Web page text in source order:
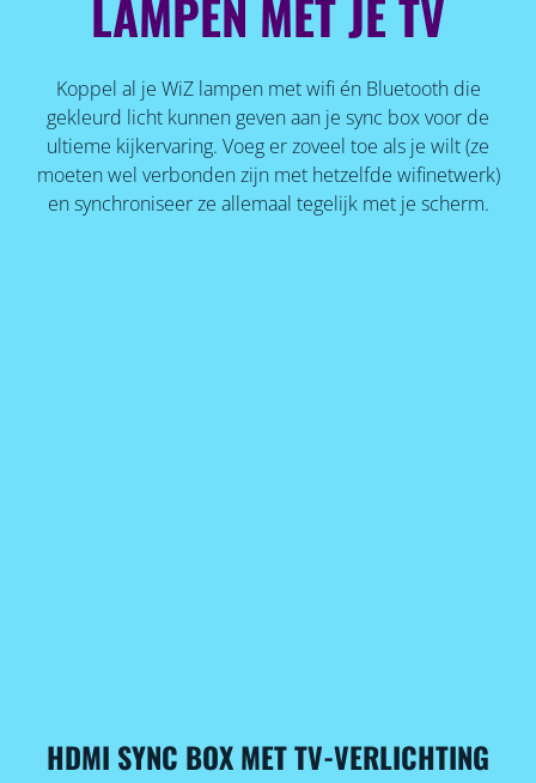
LAMPEN MET JE TV
Koppel al je WiZ lampen met wifi én Bluetooth die
gekleurd licht kunnen geven aan je sync box voor de
ultieme kijkervaring. Voeg er zoveel toe als je wilt (ze
moeten wel verbonden zijn met hetzelfde wifinetwerk)
en synchroniseer ze allemaal tegelijk met je scherm.
HDMI SYNC BOX MET TV-VERLICHTING